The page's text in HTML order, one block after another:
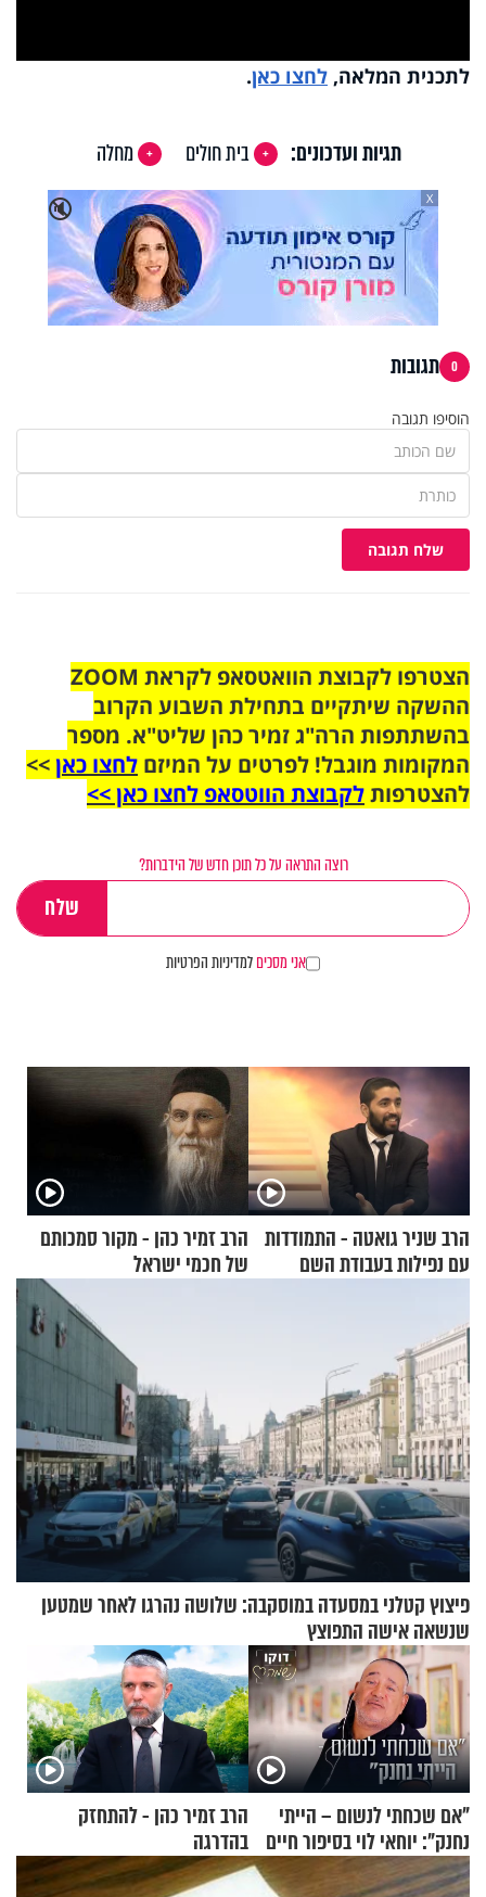
Video
לתכנית המלאה, לחצו כאן.
תגיות ועדכונים: בית חולים
מחלה
🔇
X
0 תגובות
הוסיפו תגובה
שלח תגובה
הצטרפו לקבוצת הוואטסאפ לקראת ZOOM
ההשקה שיתקיים בתחילת השבוע הקרוב
בהשתתפות הרה"ג זמיר כהן שליט"א. מספר
המקומות מוגבל! לפרטים על המיזם לחצו כאן>>
להצטרפותלקבוצת הווטסאפ לחצו כאן >>
רוצה התראה על כל תוכן חדש של הידברות?
אני מסכיםלמדיניות הפרטיות
הרב שניר גואטה - התמודדות
עם נפילות בעבודת השם
הרב זמיר כהן - מקור סמכותם
של חכמי ישראל
פיצוץ קטלני במסעדה במוסקבה: שלושה נהרגו לאחר שמטען
שנשאה אישה התפוצץ
"אם שכחתי לנשום – הייתי
נחנק": יוחאי לוי בסיפור חיים
מעורר השראה
הרב זמיר כהן - להתחזק
בהדרגה